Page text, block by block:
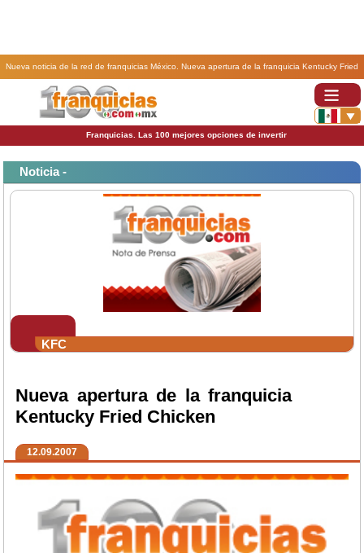
Nueva noticia de la red de franquicias México. Nueva apertura de la franquicia Kentucky Fried
Franquicias. Las 100 mejores opciones de invertir
Noticia -
KFC
Nueva apertura de la franquicia
Kentucky Fried Chicken
12.09.2007